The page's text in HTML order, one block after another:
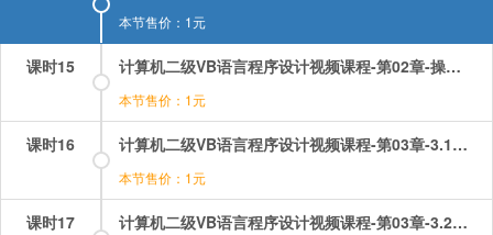
本节售价：1元
课时15 计算机二级VB语言程序设计视频课程-第02章-操作：窗体的结构与属性.mp4
本节售价：1元
课时16 计算机二级VB语言程序设计视频课程-第03章-3.1VisualBasic中的语句.mp4
本节售价：1元
课时17 计算机二级VB语言程序设计视频课程-第03章-3.2编写简单的VisualBasic应用程序.mp4